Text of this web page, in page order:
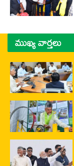
ముఖ్య వార్తలు